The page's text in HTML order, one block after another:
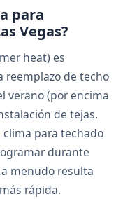
para
Vegas?
heat) es
reemplazo de techo
verano (por encima
de tejas.
para techado
durante
menudo resulta
rápida.